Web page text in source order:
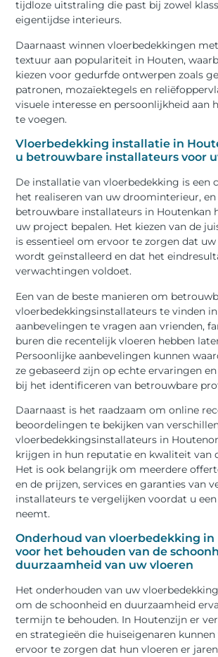
tijdloze uitstraling die past bij zowel
eigentijdse interieurs.
Daarnaast winnen vloerbedekkingen
textuur aan populariteit in Houten,
kiezen voor gedurfde ontwerpen zoals
patronen, mozaïektegels en
visuele interesse en persoonlijkheid aan
te voegen.
Vloerbedekking installatie in
u betrouwbare installateurs voor
De installatie van vloerbedekking is een
het realiseren van uw droominterieur,
betrouwbare installateurs in Houtenkan
uw project bepalen. Het kiezen van de
is essentieel om ervoor te zorgen dat
wordt geïnstalleerd en dat het
verwachtingen voldoet.
Een van de beste manieren om
vloerbedekkingsinstallateurs te vinden
aanbevelingen te vragen aan vrienden,
buren die recentelijk vloeren hebben
Persoonlijke aanbevelingen kunnen
ze gebaseerd zijn op echte ervaringen
bij het identificeren van betrouwbare
Daarnaast is het raadzaam om online
beoordelingen te bekijken van
vloerbedekkingsinstallateurs in
krijgen in hun reputatie en kwaliteit van
Het is ook belangrijk om meerdere
en de prijzen, services en garanties van
installateurs te vergelijken voordat u
neemt.
Onderhoud van vloerbedekking in
voor het behouden van de
duurzaamheid van uw vloeren
Het onderhouden van uw
om de schoonheid en duurzaamheid
termijn te behouden. In Houtenzijn er
en strategieën die huiseigenaren
ervoor te zorgen dat hun vloeren er